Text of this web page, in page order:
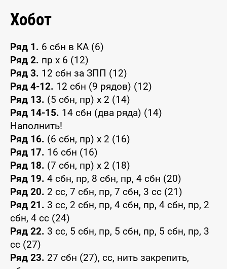
Хобот
Ряд 1. 6 сбн в КА (6)
Ряд 2. пр x 6 (12)
Ряд 3. 12 сбн за ЗПП (12)
Ряд 4-12. 12 сбн (9 рядов) (12)
Ряд 13. (5 сбн, пр) x 2 (14)
Ряд 14-15. 14 сбн (два ряда) (14)
Наполнить!
Ряд 16. (6 сбн, пр) x 2 (16)
Ряд 17. 16 сбн (16)
Ряд 18. (7 сбн, пр) x 2 (18)
Ряд 19. 4 сбн, пр, 8 сбн, пр, 4 сбн (20)
Ряд 20. 2 сс, 7 сбн, пр, 7 сбн, 3 сс (21)
Ряд 21. 3 сс, 2 сбн, пр, 4 сбн, пр, 4 сбн, пр, 2
сбн, 4 сс (24)
Ряд 22. 3 сс, 5 сбн, пр, 5 сбн, пр, 5 сбн, пр, 3
сс (27)
Ряд 23. 27 сбн (27), сс, нить закрепить,